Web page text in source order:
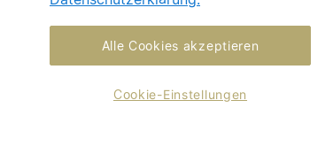
Alle Cookies akzeptieren
Cookie-Einstellungen